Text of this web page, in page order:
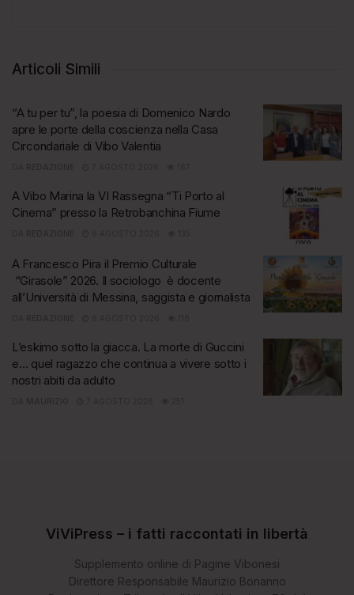
Articoli Simili
“A tu per tu”, la poesia di Domenico Nardo
apre le porte della coscienza nella Casa
Circondariale di Vibo Valentia
A Vibo Marina la VI Rassegna “Ti Porto al
Cinema” presso la Retrobanchina Fiume
A Francesco Pira il Premio Culturale
“Girasole” 2026. Il sociologo è docente
all’Università di Messina, saggista e giornalista
L’eskimo sotto la giacca. La morte di Guccini
e… quel ragazzo che continua a vivere sotto i
nostri abiti da adulto
ViViPress – i fatti raccontati in libertà
Supplemento online di Pagine Vibonesi
Direttore Responsabile Maurizio Bonanno